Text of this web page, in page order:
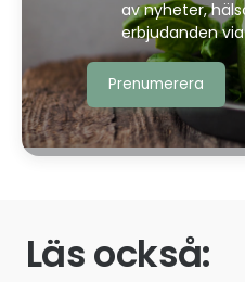
av nyheter,
erbjudanden
Läs också: